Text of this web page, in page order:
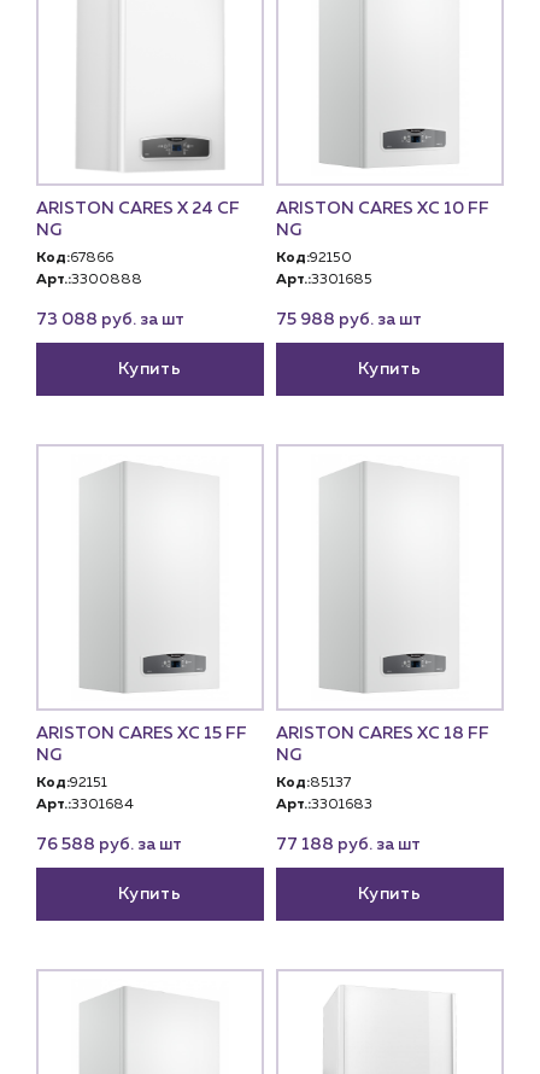
ARISTON CARES X 24 CF
NG
Код:67866
Арт.:3300888
73 088 руб. за шт
Купить
ARISTON CARES XC 10 FF
NG
Код:92150
Арт.:3301685
75 988 руб. за шт
Купить
ARISTON CARES XC 15 FF
NG
Код:92151
Арт.:3301684
76 588 руб. за шт
Купить
ARISTON CARES XC 18 FF
NG
Код:85137
Арт.:3301683
77 188 руб. за шт
Купить